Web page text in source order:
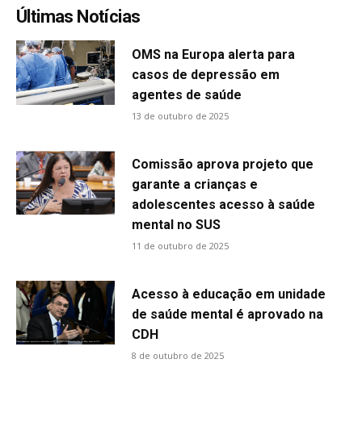
Últimas Notícias
OMS na Europa alerta para
casos de depressão em
agentes de saúde
13 de outubro de 2025
Comissão aprova projeto que
garante a crianças e
adolescentes acesso à saúde
mental no SUS
11 de outubro de 2025
Acesso à educação em unidade
de saúde mental é aprovado na
CDH
8 de outubro de 2025